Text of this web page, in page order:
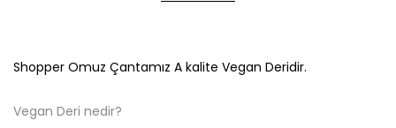
Shopper Omuz Çantamız A kalite Vegan Deridir.
Vegan Deri nedir?